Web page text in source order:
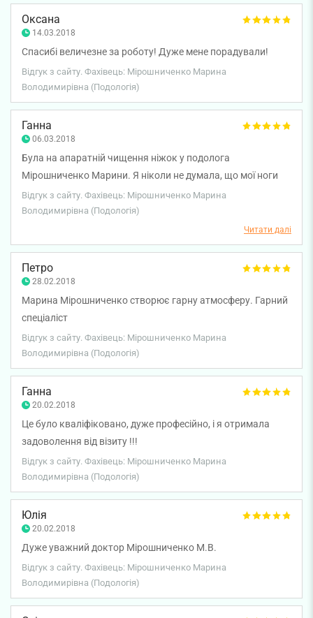
ти.
Оксана
14.03.2018
Спасибі величезне за роботу! Дуже мене порадували!
Відгук з сайту. Фахівець: Мірошниченко Марина
Володимирівна (Подологія)
Ганна
06.03.2018
Була на апаратній чищення ніжок у подолога
Мірошниченко Марини. Я ніколи не думала, що мої ноги
можуть стати такі чистенькі і мягусенькіе! Причому,
ніякого болю, а тільки задоволення! Марина, дякую за
обов'язково буду у Вас, сподіваюся, що ще і чоловіка
візьму. А ще, мені сподобався сервіс у Вашій клініці! Я
отримала задоволення від візиту і вирішила всі свої
проблеми! Дякуємо!
Відгук з сайту. Фахівець: Мірошниченко Марина
Володимирівна (Подологія)
Читати далі
Петро
28.02.2018
Марина Мірошниченко створює гарну атмосферу. Гарний
спеціаліст
Відгук з сайту. Фахівець: Мірошниченко Марина
Володимирівна (Подологія)
Ганна
20.02.2018
Це було кваліфіковано, дуже професійно, і я отримала
задоволення від візиту !!!
Відгук з сайту. Фахівець: Мірошниченко Марина
Володимирівна (Подологія)
Юлія
20.02.2018
Дуже уважний доктор Мірошниченко М.В.
Відгук з сайту. Фахівець: Мірошниченко Марина
Володимирівна (Подологія)